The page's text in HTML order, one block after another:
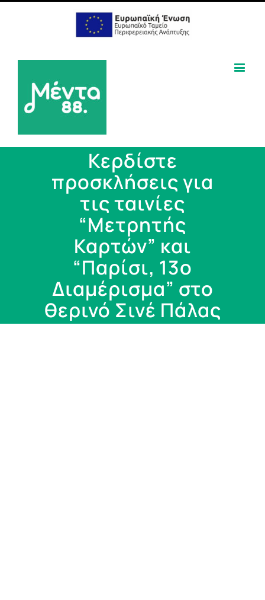
Κερδίστε
προσκλήσεις για
τις ταινίες
“Μετρητής
Καρτών” και
“Παρίσι, 13ο
Διαμέρισμα” στο
θερινό Σινέ Πάλας